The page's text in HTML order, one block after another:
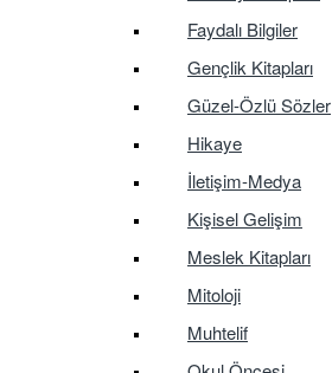
Faydalı Bilgiler
Gençlik Kitapları
Güzel-Özlü Sözler
Hikaye
İletişim-Medya
Kişisel Gelişim
Meslek Kitapları
Mitoloji
Muhtelif